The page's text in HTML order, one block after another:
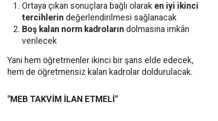
Ortaya çıkan sonuçlara bağlı olarak en iyi ikinci
tercihlerin değerlendirilmesi sağlanacak
Boş kalan norm kadroların dolmasına imkân
verilecek
Yani hem öğretmenler ikinci bir şans elde edecek,
hem de öğretmensiz kalan kadrolar doldurulacak.
"MEB TAKVİM İLAN ETMELİ"